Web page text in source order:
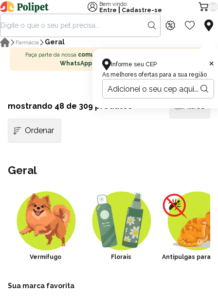
Informe seu CEP
As melhores ofertas para a sua região
×
Bem vindo
Entre
Cadastre-se
Farmácia Geral
Faça parte da nossa comunidade no
WhatsApp
Geral
Vermífugo Florais Antipulgas para
mostrando 48 de 309 produtos Filtros
Sua marca favorita